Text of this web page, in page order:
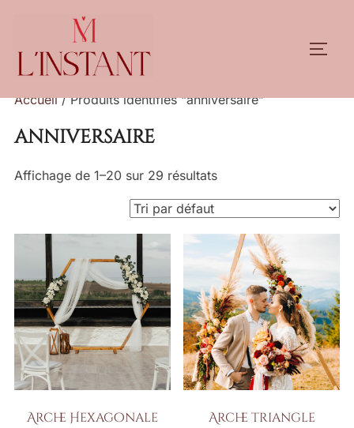
contenu
Accueil/ Produits identifiés “anniversaire”
anniversaire
Affichage de 1–20 sur 29 résultats
Arche Hexagonale Arche triangle